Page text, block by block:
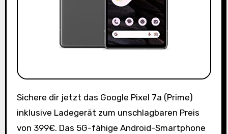
Sichere dir jetzt das Google Pixel 7a (Prime)
inklusive Ladegerät zum unschlagbaren Preis
von 399€. Das 5G-fähige Android-Smartphone